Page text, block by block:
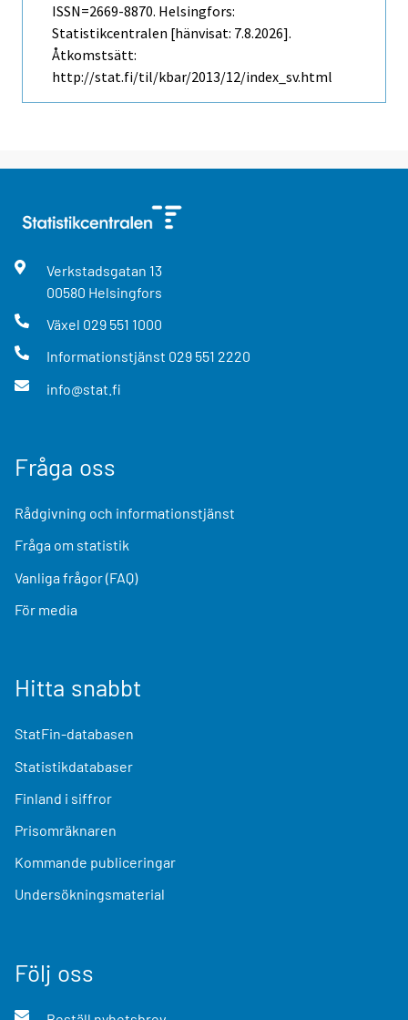
ISSN=2669-8870. Helsingfors:
Statistikcentralen [hänvisat: 7.8.2026].
Åtkomstsätt:
http://stat.fi/til/kbar/2013/12/index_sv.html
Verkstadsgatan 13
00580 Helsingfors
Växel 029 551 1000
Informationstjänst 029 551 2220
info@stat.fi
Fråga oss
Rådgivning och informationstjänst
Fråga om statistik
Vanliga frågor (FAQ)
För media
Hitta snabbt
StatFin-databasen
Statistikdatabaser
Finland i siffror
Prisomräknaren
Kommande publiceringar
Undersökningsmaterial
Följ oss